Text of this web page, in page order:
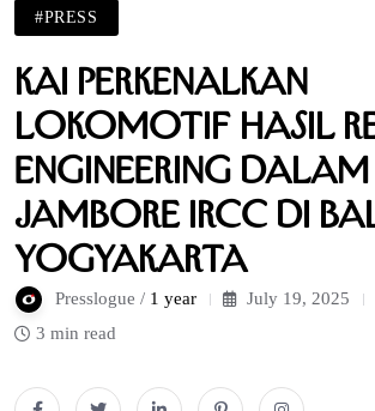
#PRESS
KAI Perkenalkan
Lokomotif Hasil
Engineering dalam
Jambore IRCC di
Yogyakarta
Presslogue / 1 year July 19, 2025
3 min read